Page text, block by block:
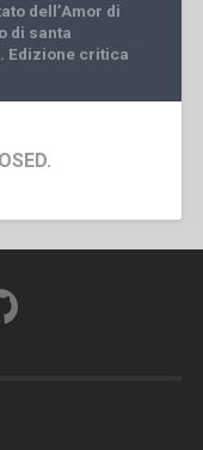
dell’Amor di
di santa
Edizione critica